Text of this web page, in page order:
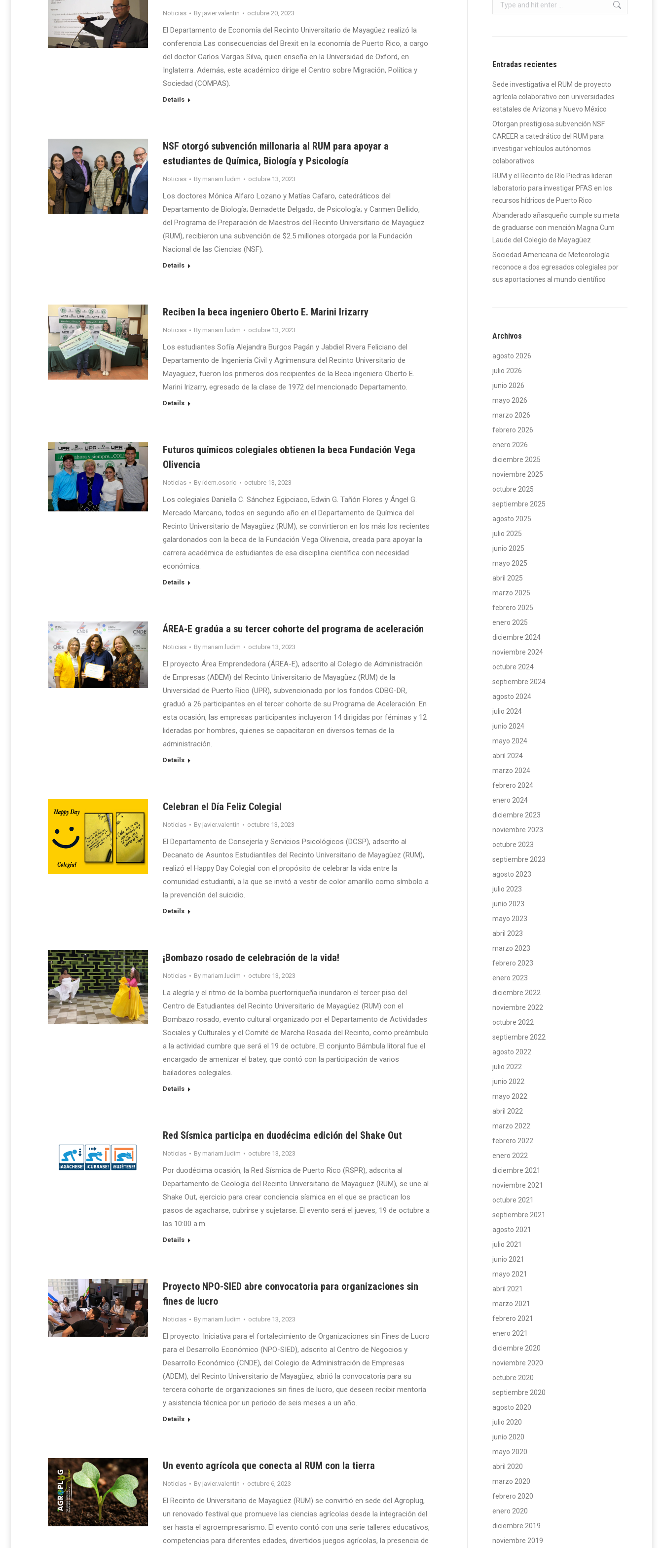
Noticias By javier.valentin octubre 20, 2023
El Departamento de Economía del Recinto Universitario de Mayagüez realizó la
conferencia Las consecuencias del Brexit en la economía de Puerto Rico, a cargo
del doctor Carlos Vargas Silva, quien enseña en la Universidad de Oxford, en
Inglaterra. Además, este académico dirige el Centro sobre Migración, Política y
Sociedad (COMPAS).
Details
NSF otorgó subvención millonaria al RUM para apoyar a
estudiantes de Química, Biología y Psicología
Noticias By mariam.ludim octubre 13, 2023
Los doctores Mónica Alfaro Lozano y Matías Cafaro, catedráticos del
Departamento de Biología; Bernadette Delgado, de Psicología; y Carmen Bellido,
del Programa de Preparación de Maestros del Recinto Universitario de Mayagüez
(RUM), recibieron una subvención de $2.5 millones otorgada por la Fundación
Nacional de las Ciencias (NSF).
Details
Reciben la beca ingeniero Oberto E. Marini Irizarry
Noticias By mariam.ludim octubre 13, 2023
Los estudiantes Sofía Alejandra Burgos Pagán y Jabdiel Rivera Feliciano del
Departamento de Ingeniería Civil y Agrimensura del Recinto Universitario de
Mayagüez, fueron los primeros dos recipientes de la Beca ingeniero Oberto E.
Marini Irizarry, egresado de la clase de 1972 del mencionado Departamento.
Details
Futuros químicos colegiales obtienen la beca Fundación Vega
Olivencia
Noticias By idem.osorio octubre 13, 2023
Los colegiales Daniella C. Sánchez Egipciaco, Edwin G. Tañón Flores y Ángel G.
Mercado Marcano, todos en segundo año en el Departamento de Química del
Recinto Universitario de Mayagüez (RUM), se convirtieron en los más los recientes
galardonados con la beca de la Fundación Vega Olivencia, creada para apoyar la
carrera académica de estudiantes de esa disciplina científica con necesidad
económica.
Details
ÁREA-E gradúa a su tercer cohorte del programa de aceleración
Noticias By mariam.ludim octubre 13, 2023
El proyecto Área Emprendedora (ÁREA-E), adscrito al Colegio de Administración
de Empresas (ADEM) del Recinto Universitario de Mayagüez (RUM) de la
Universidad de Puerto Rico (UPR), subvencionado por los fondos CDBG-DR,
graduó a 26 participantes en el tercer cohorte de su Programa de Aceleración. En
esta ocasión, las empresas participantes incluyeron 14 dirigidas por féminas y 12
lideradas por hombres, quienes se capacitaron en diversos temas de la
administración.
Details
Celebran el Día Feliz Colegial
Noticias By javier.valentin octubre 13, 2023
El Departamento de Consejería y Servicios Psicológicos (DCSP), adscrito al
Decanato de Asuntos Estudiantiles del Recinto Universitario de Mayagüez (RUM),
realizó el Happy Day Colegial con el propósito de celebrar la vida entre la
comunidad estudiantil, a la que se invitó a vestir de color amarillo como símbolo a
la prevención del suicidio.
Details
¡Bombazo rosado de celebración de la vida!
Noticias By mariam.ludim octubre 13, 2023
La alegría y el ritmo de la bomba puertorriqueña inundaron el tercer piso del
Centro de Estudiantes del Recinto Universitario de Mayagüez (RUM) con el
Bombazo rosado, evento cultural organizado por el Departamento de Actividades
Sociales y Culturales y el Comité de Marcha Rosada del Recinto, como preámbulo
a la actividad cumbre que será el 19 de octubre. El conjunto Bámbula litoral fue el
encargado de amenizar el batey, que contó con la participación de varios
bailadores colegiales.
Details
Red Sísmica participa en duodécima edición del Shake Out
Noticias By mariam.ludim octubre 13, 2023
Por duodécima ocasión, la Red Sísmica de Puerto Rico (RSPR), adscrita al
Departamento de Geología del Recinto Universitario de Mayagüez (RUM), se une al
Shake Out, ejercicio para crear conciencia sísmica en el que se practican los
pasos de agacharse, cubrirse y sujetarse. El evento será el jueves, 19 de octubre a
las 10:00 a.m.
Details
Proyecto NPO-SIED abre convocatoria para organizaciones sin
fines de lucro
Noticias By mariam.ludim octubre 13, 2023
El proyecto: Iniciativa para el fortalecimiento de Organizaciones sin Fines de Lucro
para el Desarrollo Económico (NPO-SIED), adscrito al Centro de Negocios y
Desarrollo Económico (CNDE), del Colegio de Administración de Empresas
(ADEM), del Recinto Universitario de Mayagüez, abrió la convocatoria para su
tercera cohorte de organizaciones sin fines de lucro, que deseen recibir mentoría
y asistencia técnica por un periodo de seis meses a un año.
Details
Un evento agrícola que conecta al RUM con la tierra
Noticias By javier.valentin octubre 6, 2023
El Recinto de Universitario de Mayagüez (RUM) se convirtió en sede del Agroplug,
un renovado festival que promueve las ciencias agrícolas desde la integración del
ser hasta el agroempresarismo. El evento contó con una serie talleres educativos,
competencias para diferentes edades, divertidos juegos agrícolas, la presencia de
Entradas recientes
Sede investigativa el RUM de proyecto
agrícola colaborativo con universidades
estatales de Arizona y Nuevo México
Otorgan prestigiosa subvención NSF
CAREER a catedrático del RUM para
investigar vehículos autónomos
colaborativos
RUM y el Recinto de Río Piedras lideran
laboratorio para investigar PFAS en los
recursos hídricos de Puerto Rico
Abanderado añasqueño cumple su meta
de graduarse con mención Magna Cum
Laude del Colegio de Mayagüez
Sociedad Americana de Meteorología
reconoce a dos egresados colegiales por
sus aportaciones al mundo científico
Archivos
agosto 2026
julio 2026
junio 2026
mayo 2026
marzo 2026
febrero 2026
enero 2026
diciembre 2025
noviembre 2025
octubre 2025
septiembre 2025
agosto 2025
julio 2025
junio 2025
mayo 2025
abril 2025
marzo 2025
febrero 2025
enero 2025
diciembre 2024
noviembre 2024
octubre 2024
septiembre 2024
agosto 2024
julio 2024
junio 2024
mayo 2024
abril 2024
marzo 2024
febrero 2024
enero 2024
diciembre 2023
noviembre 2023
octubre 2023
septiembre 2023
agosto 2023
julio 2023
junio 2023
mayo 2023
abril 2023
marzo 2023
febrero 2023
enero 2023
diciembre 2022
noviembre 2022
octubre 2022
septiembre 2022
agosto 2022
julio 2022
junio 2022
mayo 2022
abril 2022
marzo 2022
febrero 2022
enero 2022
diciembre 2021
noviembre 2021
octubre 2021
septiembre 2021
agosto 2021
julio 2021
junio 2021
mayo 2021
abril 2021
marzo 2021
febrero 2021
enero 2021
diciembre 2020
noviembre 2020
octubre 2020
septiembre 2020
agosto 2020
julio 2020
junio 2020
mayo 2020
abril 2020
marzo 2020
febrero 2020
enero 2020
diciembre 2019
noviembre 2019